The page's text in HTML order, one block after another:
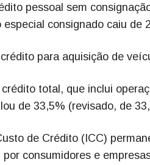
pessoal sem
especial consignado caiu de
para aquisição de
total, que inclui
de 33,5% (revisado, de
de Crédito (ICC)
por consumidores e